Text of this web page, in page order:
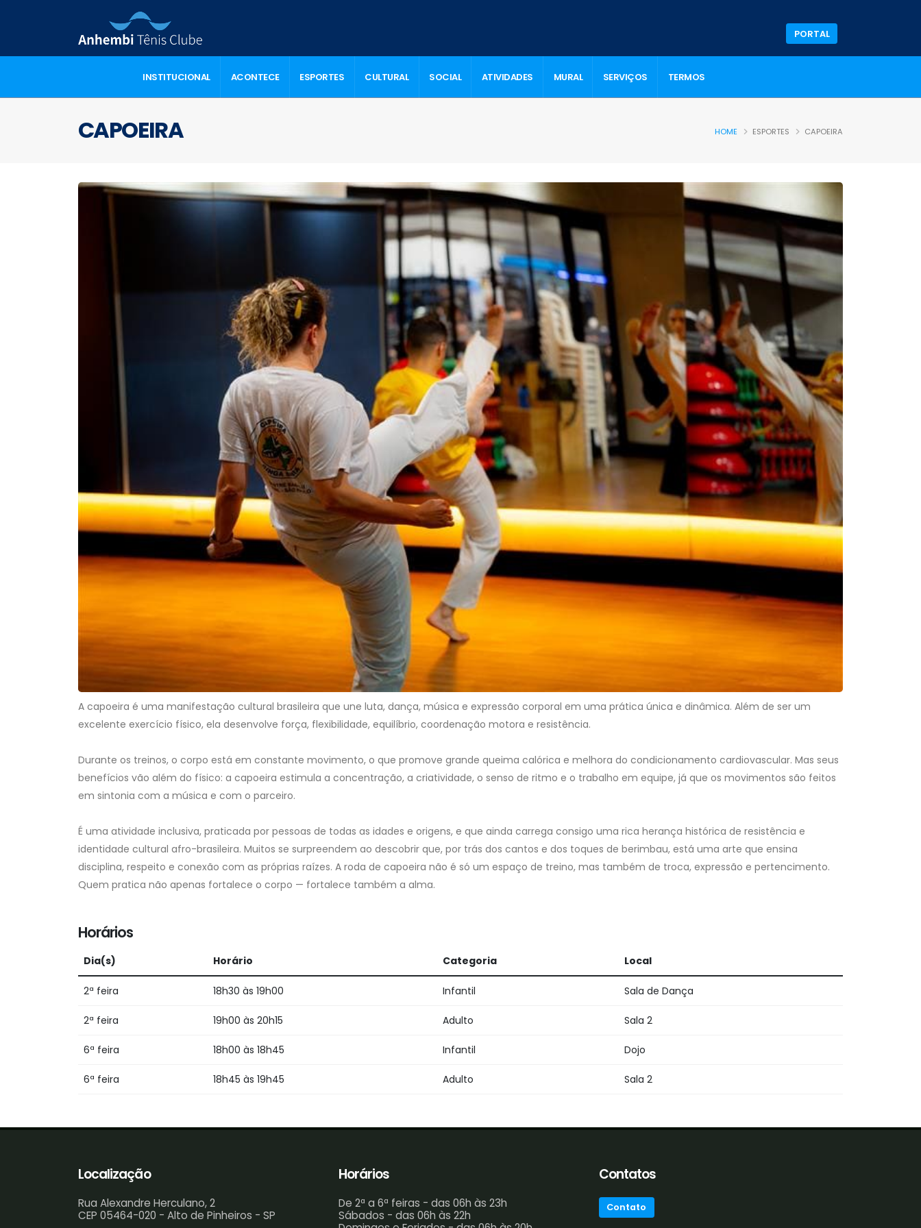
PORTAL
INSTITUCIONAL ACONTECE ESPORTES CULTURAL SOCIAL ATIVIDADES MURAL SERVIÇOS TERMOS
CAPOEIRA HOME ESPORTES CAPOEIRA
A capoeira é uma manifestação cultural brasileira que une luta, dança, música e expressão corporal em uma prática única e dinâmica. Além de ser um
excelente exercício físico, ela desenvolve força, flexibilidade, equilíbrio, coordenação motora e resistência.
Durante os treinos, o corpo está em constante movimento, o que promove grande queima calórica e melhora do condicionamento cardiovascular. Mas seus
benefícios vão além do físico: a capoeira estimula a concentração, a criatividade, o senso de ritmo e o trabalho em equipe, já que os movimentos são feitos
em sintonia com a música e com o parceiro.
É uma atividade inclusiva, praticada por pessoas de todas as idades e origens, e que ainda carrega consigo uma rica herança histórica de resistência e
identidade cultural afro-brasileira. Muitos se surpreendem ao descobrir que, por trás dos cantos e dos toques de berimbau, está uma arte que ensina
disciplina, respeito e conexão com as próprias raízes. A roda de capoeira não é só um espaço de treino, mas também de troca, expressão e pertencimento.
Quem pratica não apenas fortalece o corpo — fortalece também a alma.
Horários
Dia(s) Horário Categoria Local
2ª feira 18h30 às 19h00 Infantil Sala de Dança
2ª feira 19h00 às 20h15 Adulto Sala 2
6ª feira 18h00 às 18h45 Infantil Dojo
6ª feira 18h45 às 19h45 Adulto Sala 2
Localização
Rua Alexandre Herculano, 2
CEP 05464-020 - Alto de Pinheiros - SP
Horários
De 2ª a 6ª feiras - das 06h às 23h
Sábados - das 06h às 22h
Contatos
Contato